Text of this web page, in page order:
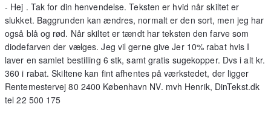
- Hej . Tak for din henvendelse. Teksten er hvid når skiltet er
slukket. Baggrunden kan ændres, normalt er den sort, men jeg har
også blå og rød. Når skiltet er tændt har teksten den farve som
diodefarven der vælges. Jeg vil gerne give Jer 10% rabat hvis I
laver en samlet bestilling 6 stk, samt gratis sugekopper. Dvs i alt kr.
360 i rabat. Skiltene kan fint afhentes på værkstedet, der ligger
Rentemestervej 80 2400 København NV. mvh Henrik, DinTekst.dk
tel 22 500 175